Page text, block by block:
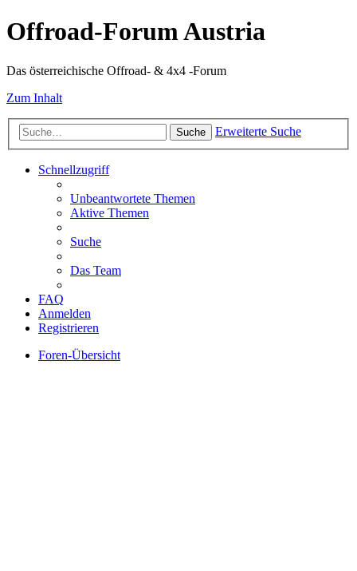
Offroad-Forum Austria
Das österreichische Offroad- & 4x4 -Forum
Zum Inhalt
Suche Erweiterte Suche
Schnellzugriff
Unbeantwortete Themen
Aktive Themen
Suche
Das Team
FAQ
Anmelden
Registrieren
Foren-Übersicht